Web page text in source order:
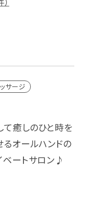
サージ
て癒しのひと時を
るオールハンドの
ベートサロン♪